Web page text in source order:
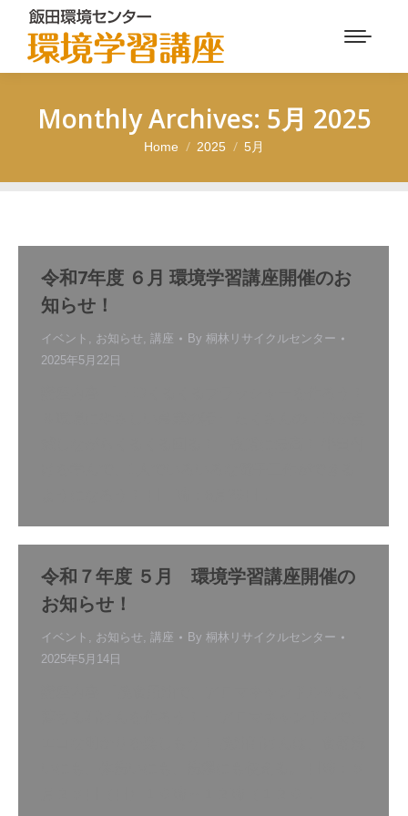
Monthly Archives: 5月 2025
You are here:
Home 2025 5月
令和7年度 ６月 環境学習講座開催のお
知らせ！
イベント , お知らせ, 講座 By 桐林リサイクルセンター
2025年5月22日
令和７年度 ５月 環境学習講座開催の
お知らせ！
イベント , お知らせ, 講座 By 桐林リサイクルセンター
2025年5月14日